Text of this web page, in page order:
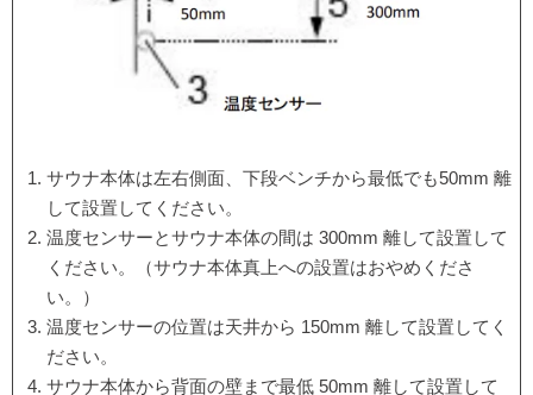
サウナ本体は左右側面、下段ベンチから最低でも50mm 離
して設置してください。
温度センサーとサウナ本体の間は 300mm 離して設置して
ください。（サウナ本体真上への設置はおやめくださ
い。）
温度センサーの位置は天井から 150mm 離して設置してく
ださい。
サウナ本体から背面の壁まで最低 50mm 離して設置して